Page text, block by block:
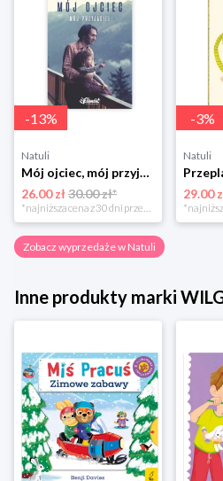
-13%
Natuli
Mój ojciec, mój przyjaciel Element
26.00 zł30.00 zł*
*najniższa cena z 30 dni przed obniżką
-3%
Natuli
29.00
Zobacz wyprzedaże w Natuli
Inne produkty marki